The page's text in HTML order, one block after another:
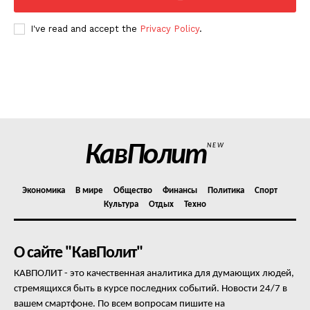
О нас
I've read and accept the Privacy Policy.
КавПолитNEW
Экономика В мире Общество Финансы Политика
Спорт
Культура
Отдых Техно
О сайте "КавПолит"
КАВПОЛИТ - это качественная аналитика для думающих людей,
стремящихся быть в курсе последних событий. Новости 24/7 в
вашем смартфоне. По всем вопросам пишите на